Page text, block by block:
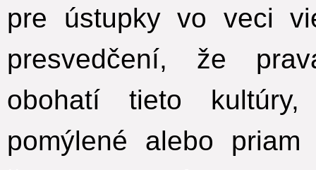
pre ústupky vo veci
presvedčení, že
obohatí tieto
pomýlené alebo